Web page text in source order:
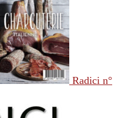
Radici n°